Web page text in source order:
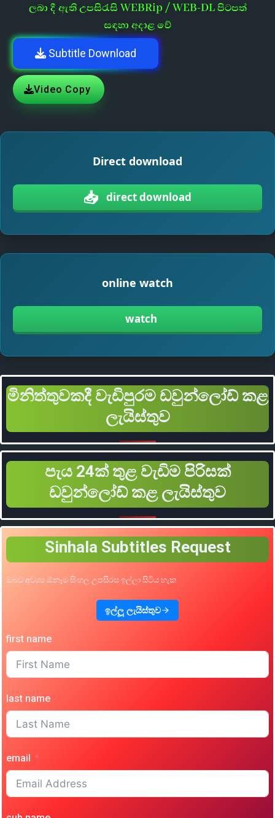
ලබා දී ඇති උපසිරැසි WEBRip / WEB-DL පිටපත්
සඳහා අදාළ වේ
Subtitle Download
Video Copy
Direct download
📥 direct download
online watch
watch
මිනිත්තුවකදී වැඩිපුරම ඩවුන්ලෝඩ් කළ
ලැයිස්තුව
පැය 24ක් තුළ වැඩිම පිරිසක්
ඩවුන්ලෝඩ් කළ ලැයිස්තුව
Sinhala Subtitles Request
ඔබට අවශ්‍ය ඕනෑම සිංහල උපසිරස ඉල්ලා සිටිය හැක
ඉල්ලූ ලැයිස්තුව
first name
last name
email